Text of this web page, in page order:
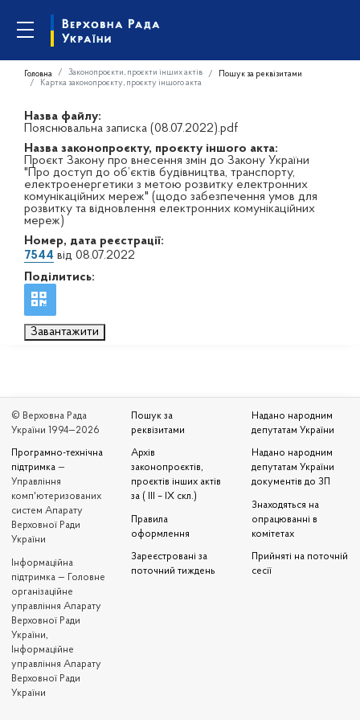
Головна Законопроєкти, проєкти інших актів
Пошук за реквізитами
Картка законопроєкту, проєкту іншого акта
Назва файлу:
Пояснювальна записка (08.07.2022).pdf
Назва законопроєкту, проєкту іншого акта:
Проєкт Закону про внесення змін до Закону України
"Про доступ до об’єктів будівництва, транспорту,
електроенергетики з метою розвитку електронних
комунікаційних мереж" (щодо забезпечення умов для
розвитку та відновлення електронних комунікаційних
мереж)
Номер, дата реєстрації:
7544 від 08.07.2022
Поділитись:
Завантажити
© Верховна Рада
України 1994—2026
Програмно-технічна
підтримка —
Управління
комп'ютеризованих
систем Апарату
Верховної Ради
України
Iнформаційна
підтримка — Головне
організаційне
управління Апарату
Верховної Ради
України,
Інформаційне
управління Апарату
Верховної Ради
України
Пошук за
реквізитами
Архів
законопроєктів,
проєктів інших актів
за ( III – IX скл.)
Правила
оформлення
Зареєстровані за
поточний тиждень
Надано народним
депутатам України
Надано народним
депутатам України
документів до ЗП
Знаходяться на
опрацюванні в
комітетах
Прийняті на поточній
сесії